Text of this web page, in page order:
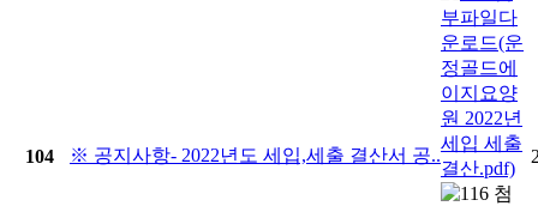
104 ※ 공지사항- 2022년도 세입,세출 결산서 공..